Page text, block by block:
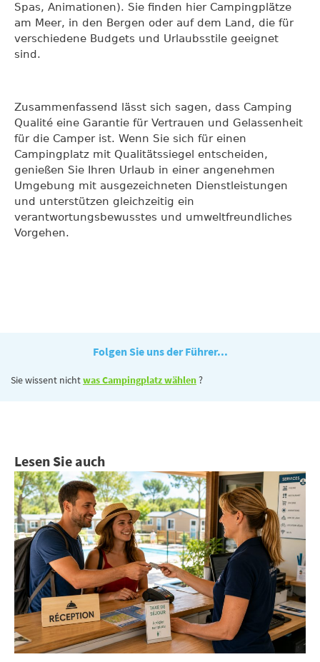
Spas, Animationen). Sie finden hier Campingplätze
am Meer, in den Bergen oder auf dem Land, die für
verschiedene Budgets und Urlaubsstile geeignet
sind.
Zusammenfassend lässt sich sagen, dass Camping
Qualité eine Garantie für Vertrauen und Gelassenheit
für die Camper ist. Wenn Sie sich für einen
Campingplatz mit Qualitätssiegel entscheiden,
genießen Sie Ihren Urlaub in einer angenehmen
Umgebung mit ausgezeichneten Dienstleistungen
und unterstützen gleichzeitig ein
verantwortungsbewusstes und umweltfreundliches
Vorgehen.
Folgen Sie uns der Führer...
Sie wissent nichtwas Campingplatz wählen?
Lesen Sie auch